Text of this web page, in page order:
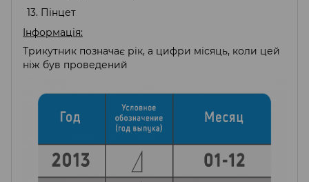
Пінцет
Інформація:
Трикутник позначає рік, а цифри місяць, коли цей
ніж був проведений